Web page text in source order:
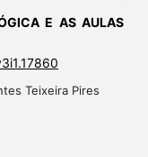
E AS AULAS
Teixeira Pires